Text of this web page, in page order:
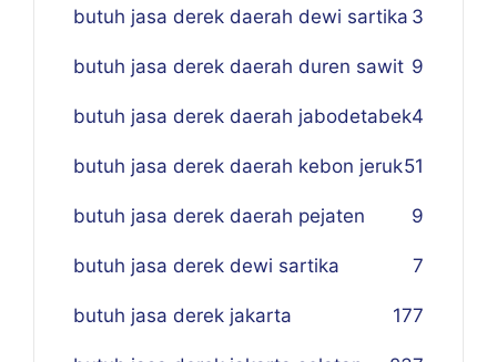
butuh jasa derek daerah dewi sartika 3
butuh jasa derek daerah duren sawit 9
butuh jasa derek daerah jabodetabek4
butuh jasa derek daerah kebon jeruk51
butuh jasa derek daerah pejaten 9
butuh jasa derek dewi sartika 7
butuh jasa derek jakarta 177